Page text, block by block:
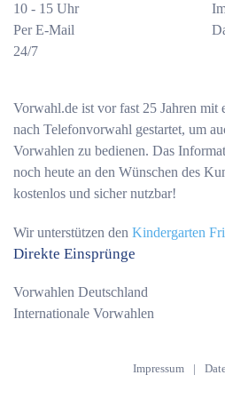
10 - 15 Uhr
Per E-Mail
24/7
Vorwahl.de ist vor fast 25 Jahren mit
nach Telefonvorwahl gestartet, um
Vorwahlen zu bedienen. Das
noch heute an den Wünschen des
kostenlos und sicher nutzbar!
Wir unterstützen den Kindergarten
Direkte Einsprünge
Vorwahlen Deutschland
Internationale Vorwahlen
Impressum |